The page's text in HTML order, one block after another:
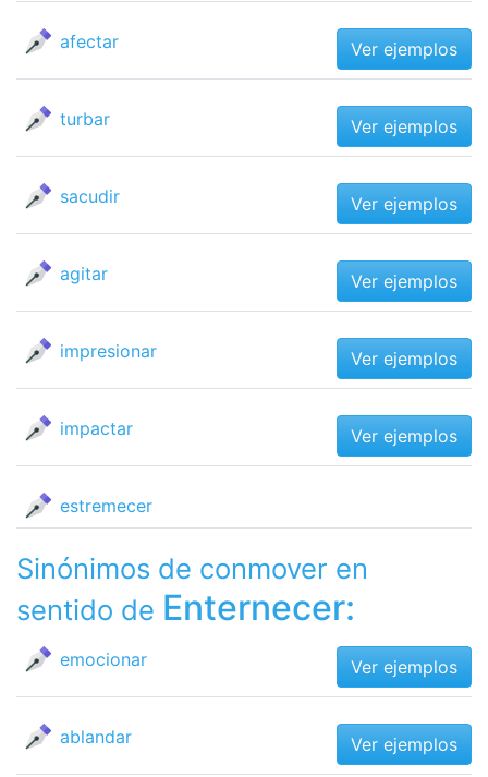
afectar Ver ejemplos
turbar Ver ejemplos
sacudir Ver ejemplos
agitar Ver ejemplos
impresionar Ver ejemplos
impactar Ver ejemplos
estremecer
Sinónimos de conmover en
sentido de Enternecer:
emocionar Ver ejemplos
ablandar Ver ejemplos